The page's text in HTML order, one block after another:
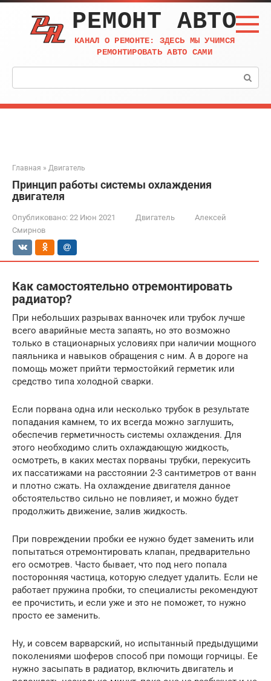
Перейти
контенту
РЕМОНТ АВТО
КАНАЛ О РЕМОНТЕ: ЗДЕСЬ МЫ УЧИМСЯ
РЕМОНТИРОВАТЬ АВТО САМИ
Поиск:
Главная » Двигатель
Принцип работы системы охлаждения
двигателя
Опубликовано: 22 Июн 2021 Двигатель
Алексей
Смирнов
Как самостоятельно отремонтировать
радиатор?
При небольших разрывах ванночек или трубок лучше
всего аварийные места запаять, но это возможно
только в стационарных условиях при наличии мощного
паяльника и навыков обращения с ним. А в дороге на
помощь может прийти термостойкий герметик или
средство типа холодной сварки.
Если порвана одна или несколько трубок в результате
попадания камнем, то их всегда можно заглушить,
обеспечив герметичность системы охлаждения. Для
этого необходимо слить охлаждающую жидкость,
осмотреть, в каких местах порваны трубки, перекусить
их пассатижами на расстоянии 2-3 сантиметров от ванн
и плотно сжать. На охлаждение двигателя данное
обстоятельство сильно не повлияет, и можно будет
продолжить движение, залив жидкость.
При повреждении пробки ее нужно будет заменить или
попытаться отремонтировать клапан, предварительно
его осмотрев. Часто бывает, что под него попала
посторонняя частица, которую следует удалить. Если не
работает пружина пробки, то специалисты рекомендуют
ее прочистить, и если уже и это не поможет, то нужно
просто ее заменить.
Ну, и совсем варварский, но испытанный предыдущими
поколениями шоферов способ при помощи горчицы. Ее
нужно засыпать в радиатор, включить двигатель и